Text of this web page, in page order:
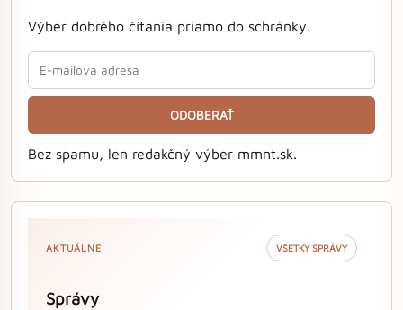
Výber dobrého čítania priamo do schránky.
ODOBERAŤ
Bez spamu, len redakčný výber mmnt.sk.
AKTUÁLNE VŠETKY SPRÁVY
Správy